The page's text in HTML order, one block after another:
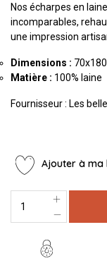
Nos écharpes en
incomparables,
une impression
Dimensions :
Matière : 100% laine
Fournisseur : Les
Ajouter à ma